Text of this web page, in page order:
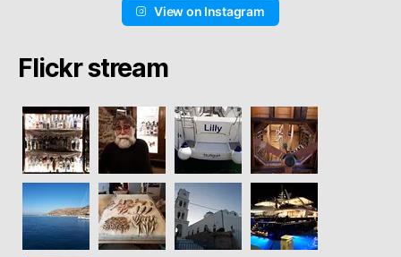
View on Instagram
Flickr stream